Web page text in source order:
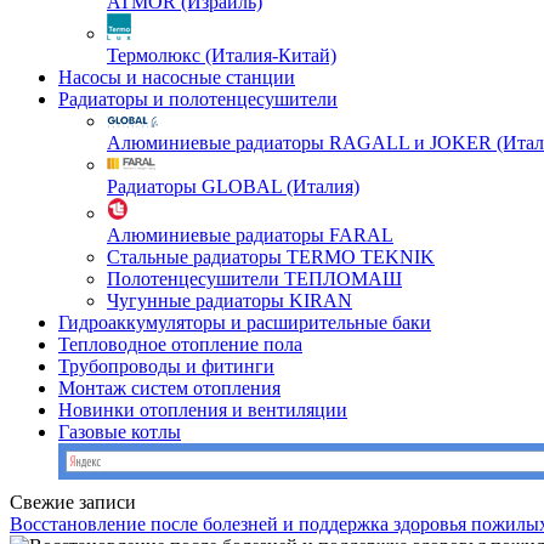
Термолюкс (Италия-Китай)
Насосы и насосные станции
Радиаторы и полотенцесушители
Алюминиевые радиаторы RAGALL и JOKER
Радиаторы GLOBAL (Италия)
Алюминиевые радиаторы FARAL
Стальные радиаторы TERMO TEKNIK
Полотенцесушители ТЕПЛОМАШ
Чугунные радиаторы KIRAN
Гидроаккумуляторы и расширительные баки
Тепловодное отопление пола
Трубопроводы и фитинги
Монтаж систем отопления
Новинки отопления и вентиляции
Газовые котлы
Свежие записи
Восстановление после болезней и поддержка здоровья